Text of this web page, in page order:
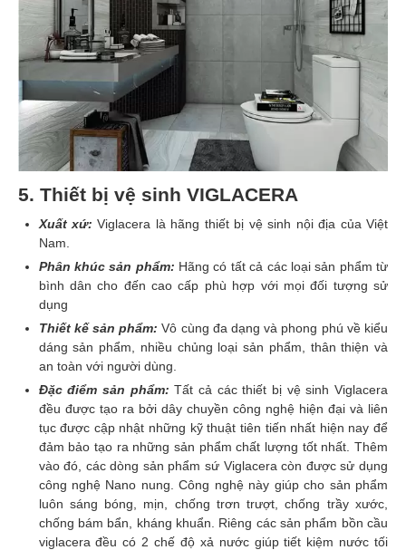
5. Thiết bị vệ sinh VIGLACERA
Xuất xứ: Viglacera là hãng thiết bị vệ sinh nội địa của Việt
Nam.
Phân khúc sản phẩm: Hãng có tất cả các loại sản phẩm từ
bình dân cho đến cao cấp phù hợp với mọi đối tượng sử
dụng
Thiết kế sản phẩm:Vô cùng đa dạng và phong phú về kiểu
dáng sản phẩm, nhiều chủng loại sản phẩm, thân thiện và
an toàn với người dùng.
Đặc điểm sản phẩm: Tất cả các thiết bị vệ sinh Viglacera
đều được tạo ra bởi dây chuyền công nghệ hiện đại và liên
tục được cập nhật những kỹ thuật tiên tiến nhất hiện nay để
đảm bảo tạo ra những sản phẩm chất lượng tốt nhất. Thêm
vào đó, các dòng sản phẩm sứ Viglacera còn được sử dụng
công nghệ Nano nung. Công nghệ này giúp cho sản phẩm
luôn sáng bóng, mịn, chống trơn trượt, chống trầy xước,
chống bám bẩn, kháng khuẩn. Riêng các sản phẩm bồn cầu
viglacera đều có 2 chế độ xả nước giúp tiết kiệm nước tối